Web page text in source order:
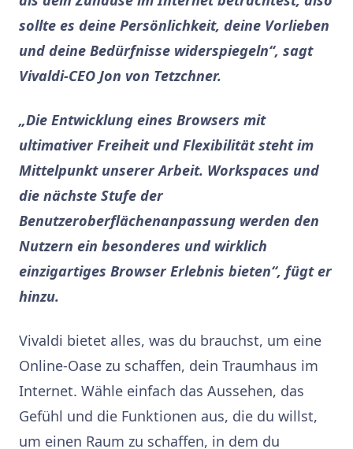
sollte es deine Persönlichkeit, deine Vorlieben
und deine Bedürfnisse widerspiegeln“, sagt
Vivaldi-CEO Jon von Tetzchner.
„Die Entwicklung eines Browsers mit
ultimativer Freiheit und Flexibilität steht im
Mittelpunkt unserer Arbeit. Workspaces und
die nächste Stufe der
Benutzeroberflächenanpassung werden den
Nutzern ein besonderes und wirklich
einzigartiges Browser Erlebnis bieten“, fügt er
hinzu.
Vivaldi bietet alles, was du brauchst, um eine
Online-Oase zu schaffen, dein Traumhaus im
Internet. Wähle einfach das Aussehen, das
Gefühl und die Funktionen aus, die du willst,
um einen Raum zu schaffen, in dem du